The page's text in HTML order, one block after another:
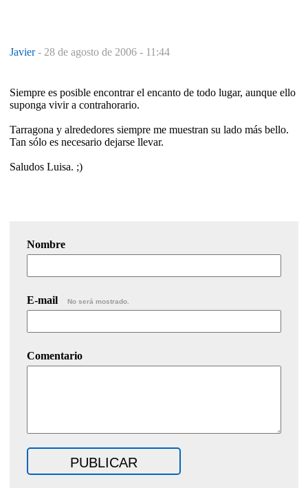
Javier- 28 de agosto de 2006 - 11:44
Siempre es posible encontrar el encanto de todo lugar, aunque ello
suponga vivir a contrahorario.
Tarragona y alrededores siempre me muestran su lado más bello.
Tan sólo es necesario dejarse llevar.
Saludos Luisa. ;)
Nombre
E-mail No será mostrado.
Comentario